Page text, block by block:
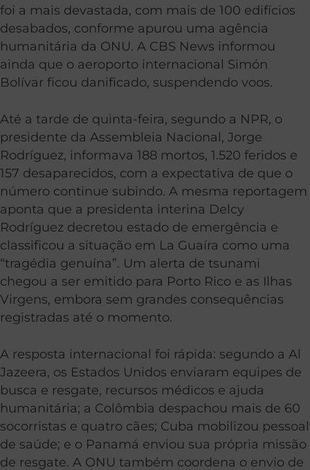
foi a mais devastada, com mais de 100 edifícios
desabados, conforme apurou uma agência
humanitária da ONU. A CBS News informou
ainda que o aeroporto internacional Simón
Bolívar ficou danificado, suspendendo voos.
Até a tarde de quinta-feira, segundo a NPR, o
presidente da Assembleia Nacional, Jorge
Rodríguez, informava 188 mortos, 1.520 feridos e
157 desaparecidos, com a expectativa de que o
número continue subindo. A mesma reportagem
aponta que a presidenta interina Delcy
Rodríguez decretou estado de emergência e
classificou a situação em La Guaíra como uma
“tragédia genuína”. Um alerta de tsunami
chegou a ser emitido para Porto Rico e as Ilhas
Virgens, embora sem grandes consequências
registradas até o momento.
A resposta internacional foi rápida: segundo a Al
Jazeera, os Estados Unidos enviaram equipes de
busca e resgate, recursos médicos e ajuda
humanitária; a Colômbia despachou mais de 60
socorristas e quatro cães; Cuba mobilizou pessoal
de saúde; e o Panamá enviou sua própria missão
de resgate. A ONU também coordena o envio de